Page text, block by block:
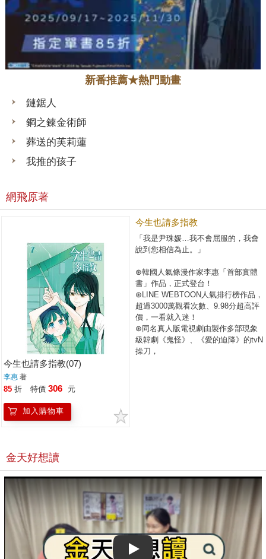
新番推薦★熱門動畫
鏈鋸人
鋼之鍊金術師
葬送的芙莉蓮
我推的孩子
網飛原著
今生也請多指教(07)
李惠 著
85 折 特價 306 元
加入購物車
今生也請多指教
「我是尹珠媛…我不會屈服的，我會
說到您相信為止。」
⊛韓國人氣條漫作家李惠「首部實體
書」作品，正式登台！
⊛LINE WEBTOON人氣排行榜作品，
超過3000萬觀看次數、9.98分超高評
價，一看就入迷！
⊛同名真人版電視劇由製作多部現象
級韓劇《鬼怪》、《愛的迫降》的tvN
操刀，
潘知音為了不讓瑞夏陷入無邊無際的
說出自己就是尹珠媛這個祕密，
並把以前送給他的箱子鑰匙位置告訴
他。
瑞夏得知這個真相後，還能坦然待在
知音身邊嗎…！？
終於坦白相認！感人心脾的第7集！
金天好想讀
Play video